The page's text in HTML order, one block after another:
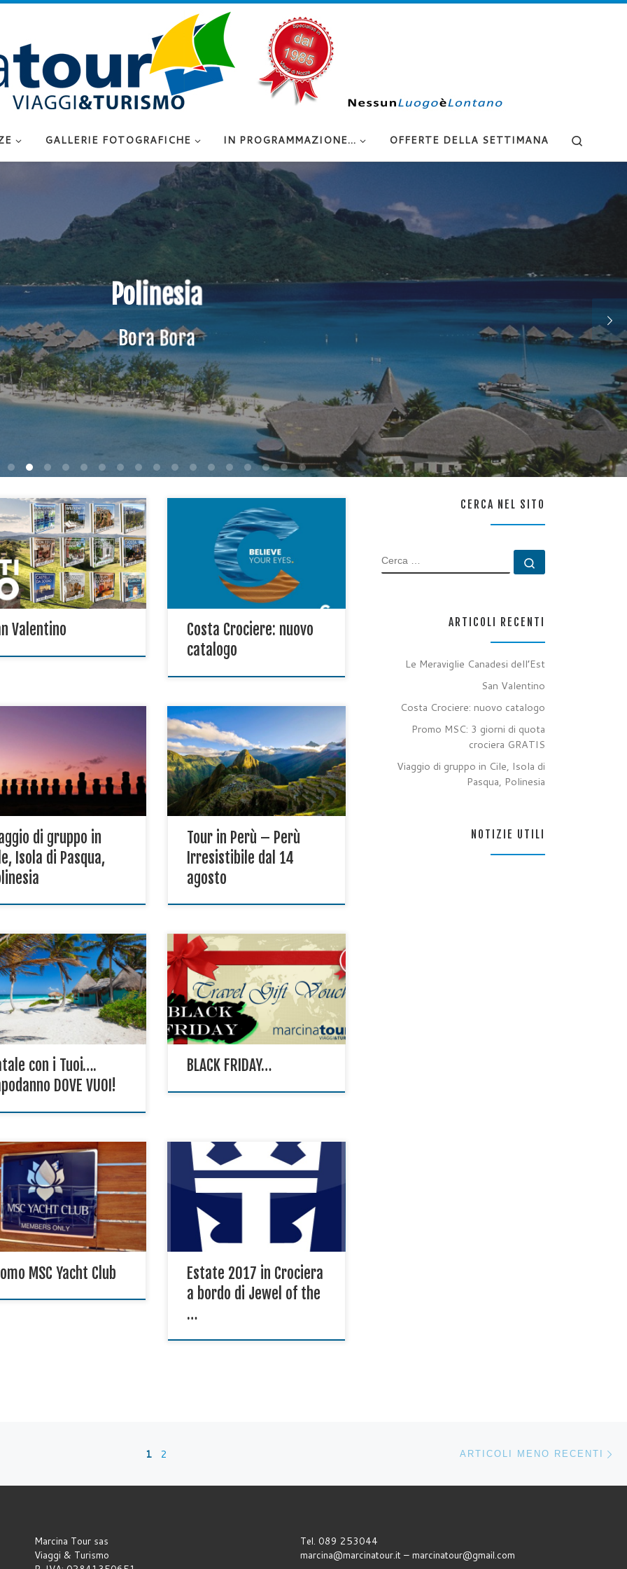
GALLERIE FOTOGRAFICHE IN PROGRAMMAZIONE… OFFERTE DELLA SETTIMANA
Polinesia
Bora Bora
vostro San Valentino..
Vi proponiamo alcune
nostre meravigliose Dimore,
le esigenze: Lusso…
Degustazioni…
Vi aspettiamo in
per i dettagli
Valentino
In arrivo in agenzia il nuovo
catalogo Costa Crociere 2022-
2023 Consulta la versione web
Costa Crociere: nuovo
catalogo
Programma di viaggio: Cile
di gruppo in
Isola di Pasqua,
Viaggio di gruppo in Perù Partenza
14 agosto 2019
Tour in Perù – Perù
Irresistibile dal 14
agosto
proposte per un Capodanno
e chiedici altre
con i Tuoi….
DOVE VUOI!
WOW! Black Friday anche alla
Marcina Tour!
BLACK FRIDAY…
una nave all’interno della
Un luogo dove potrai
un mondo di esclusività
in un universo di
Dove potrai vivere il lusso di
esclusivo, con la libertà di
alla miriade di attività
nave da crociera. Benvenuto
MSC Yacht Club
Prezzi incredibili!!!!
Estate 2017 in Crociera
a bordo di Jewel of the
…
CERCA NEL SITO
CERCA
ARTICOLI RECENTI
Le Meraviglie Canadesi dell’Est
San Valentino
Costa Crociere: nuovo catalogo
Promo MSC: 3 giorni di quota
crociera GRATIS
Viaggio di gruppo in Cile, Isola di
Pasqua, Polinesia
NOTIZIE UTILI
1 2 ARTICOLI MENO RECENTI
Marcina Tour sas
Viaggi & Turismo
Tel. 089 253044
marcina@marcinatour.it – marcinatour@gmail.com